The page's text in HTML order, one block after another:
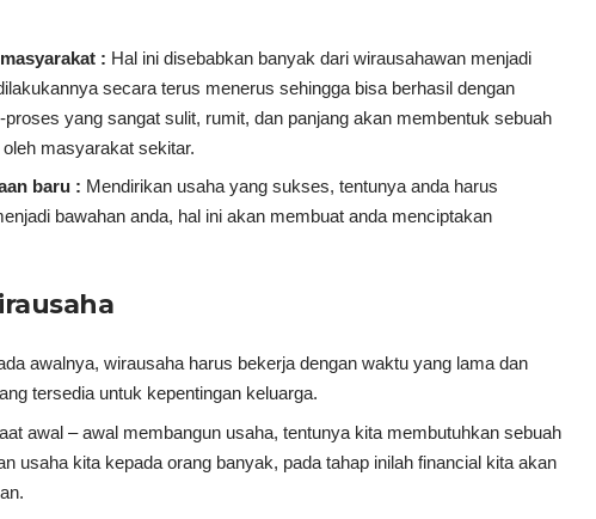
: Hal ini disebabkan banyak dari wirausahawan menjadi
secara terus menerus sehingga bisa berhasil dengan
yang sangat sulit, rumit, dan panjang akan membentuk sebuah
masyarakat sekitar.
baru : Mendirikan usaha yang sukses, tentunya anda harus
bawahan anda, hal ini akan membuat anda menciptakan
awalnya, wirausaha harus bekerja dengan waktu yang lama dan
tersedia untuk kepentingan keluarga.
awal – awal membangun usaha, tentunya kita membutuhkan sebuah
usaha kita kepada orang banyak, pada tahap inilah financial kita akan